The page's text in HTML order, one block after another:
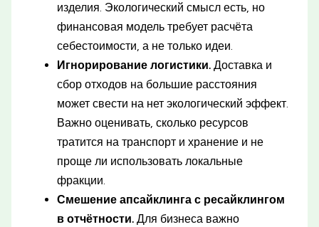
изделия. Экологический смысл есть, но
финансовая модель требует расчёта
себестоимости, а не только идеи.
Игнорирование логистики. Доставка и
сбор отходов на большие расстояния
может свести на нет экологический эффект.
Важно оценивать, сколько ресурсов
тратится на транспорт и хранение и не
проще ли использовать локальные
фракции.
Смешение апсайклинга с ресайклингом
в отчётности. Для бизнеса важно